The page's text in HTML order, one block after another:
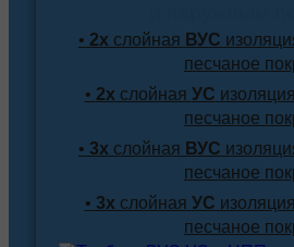
• 2х слойная ВУС
песчаное
• 2х слойная УС
песчаное
• 3х слойная ВУС
песчаное
• 3х слойная УС
песчаное